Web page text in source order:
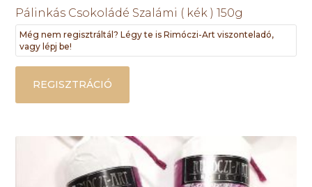
Pálinkás Csokoládé Szalámi ( kék ) 150g
Még nem regisztráltál? Légy te is Rimóczi-Art viszonteladó,
vagy lépj be!
REGISZTRÁCIÓ